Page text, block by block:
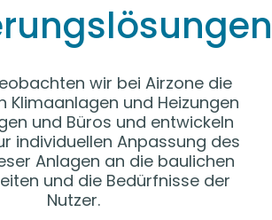
wir bei Airzone die
Klimaanlagen und Heizungen
und Büros und entwickeln
individuellen Anpassung des
Anlagen an die baulichen
und die Bedürfnisse der
Nutzer.